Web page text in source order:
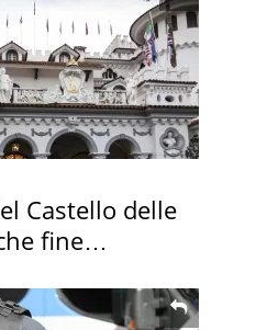
Castello delle
fine